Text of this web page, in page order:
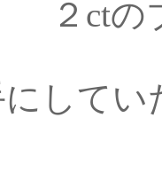
２ct
してい